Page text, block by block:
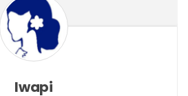
Iwapi